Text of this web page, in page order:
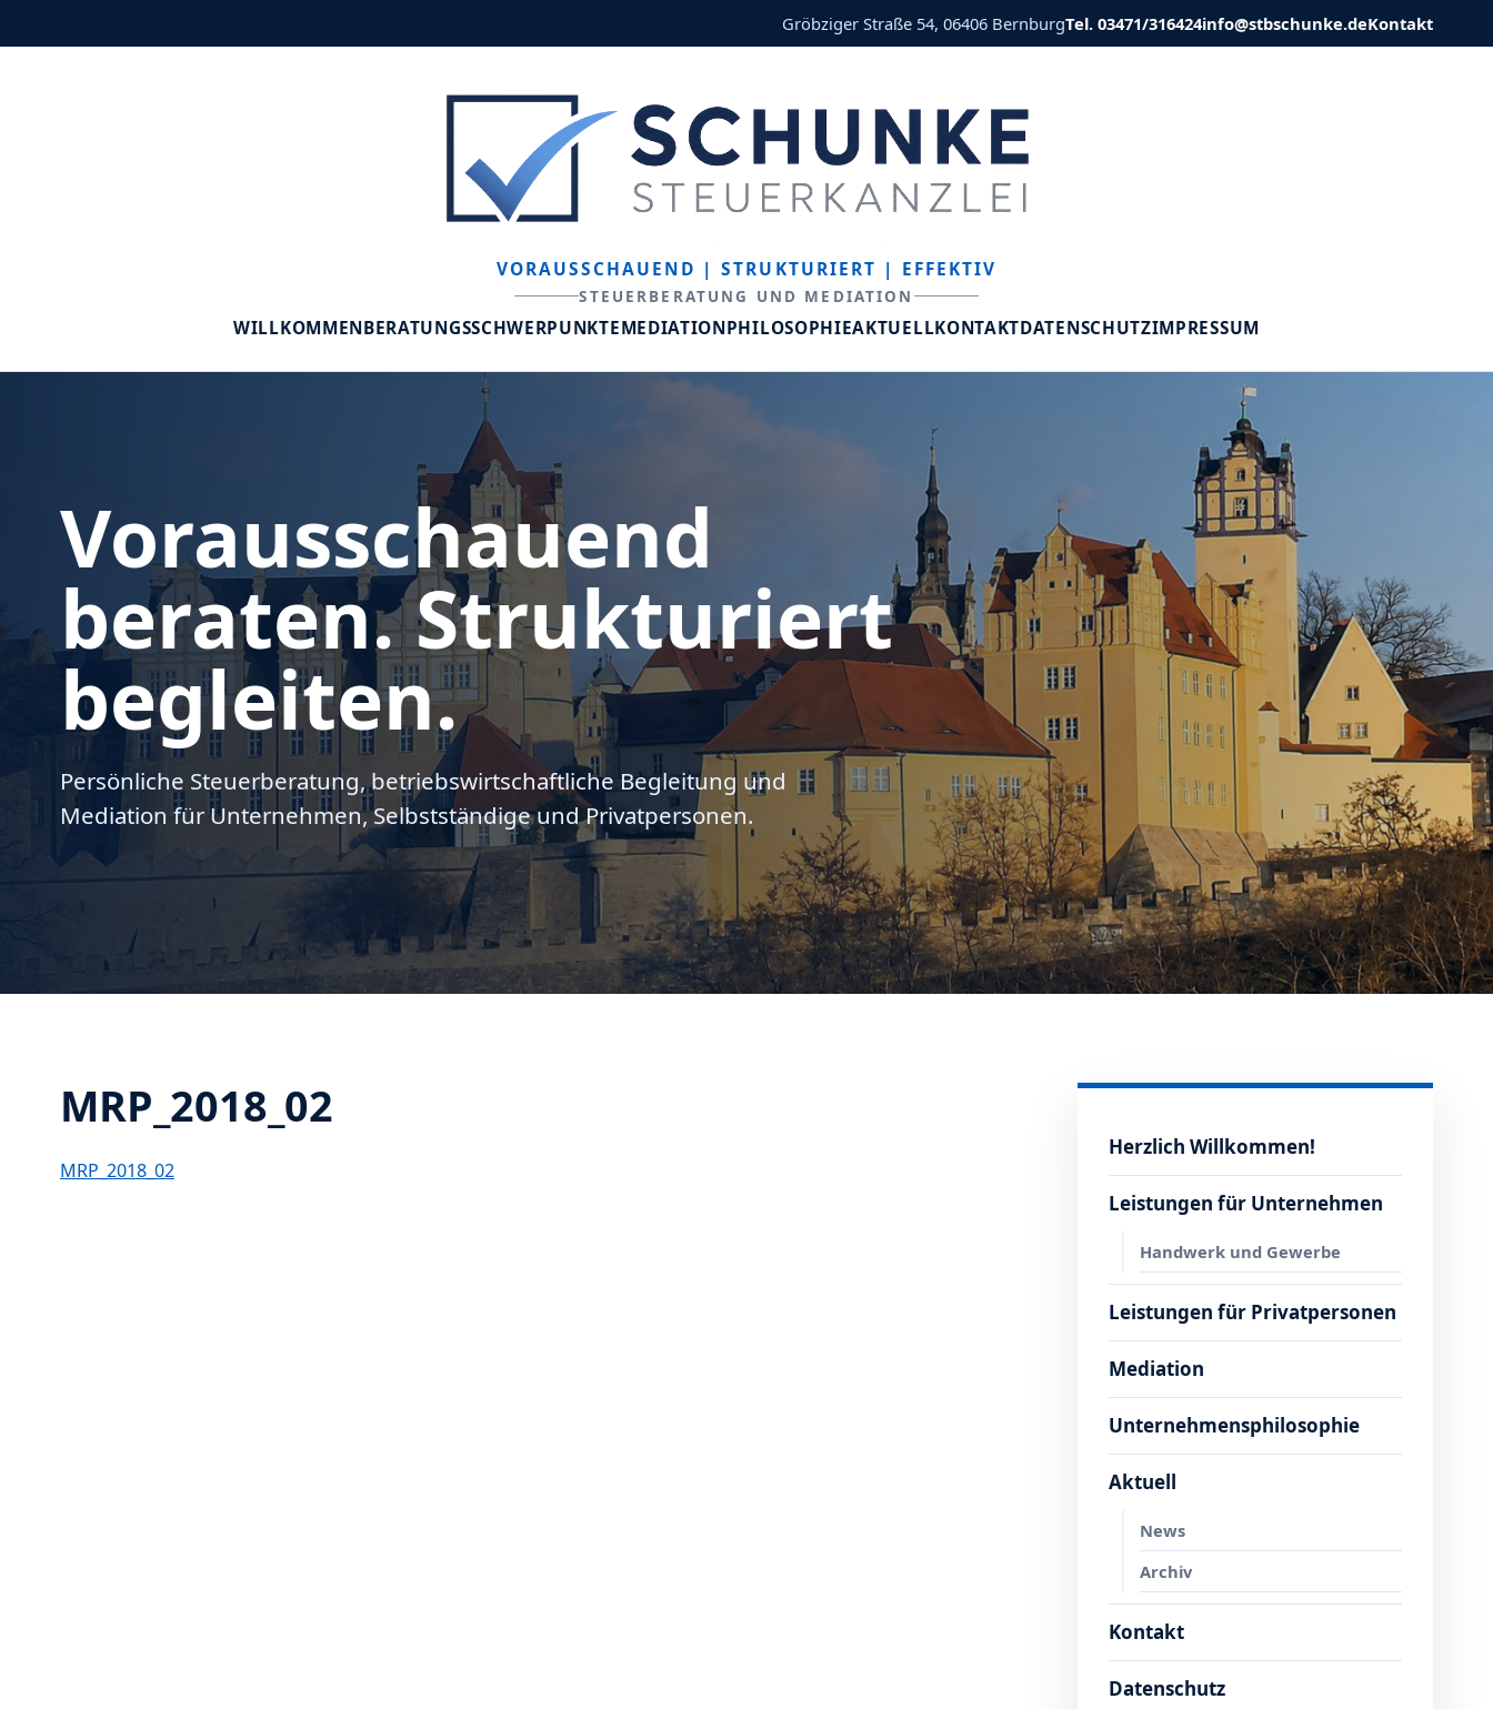
Gröbziger Straße 54, 06406 BernburgTel. 03471/316424info@stbschunke.deKontakt
VORAUSSCHAUEND | STRUKTURIERT | EFFEKTIV
STEUERBERATUNG UND MEDIATION
WILLKOMMENBERATUNGSSCHWERPUNKTEMEDIATIONPHILOSOPHIEAKTUELLKONTAKTDATENSCHUTZIMPRESSUM
Vorausschauend
beraten. Strukturiert
begleiten.
Persönliche Steuerberatung, betriebswirtschaftliche Begleitung und
Mediation für Unternehmen, Selbstständige und Privatpersonen.
MRP_2018_02
MRP_2018_02
Herzlich Willkommen!
Leistungen für Unternehmen
Handwerk und Gewerbe
Leistungen für Privatpersonen
Mediation
Unternehmensphilosophie
Aktuell
News
Archiv
Kontakt
Datenschutz